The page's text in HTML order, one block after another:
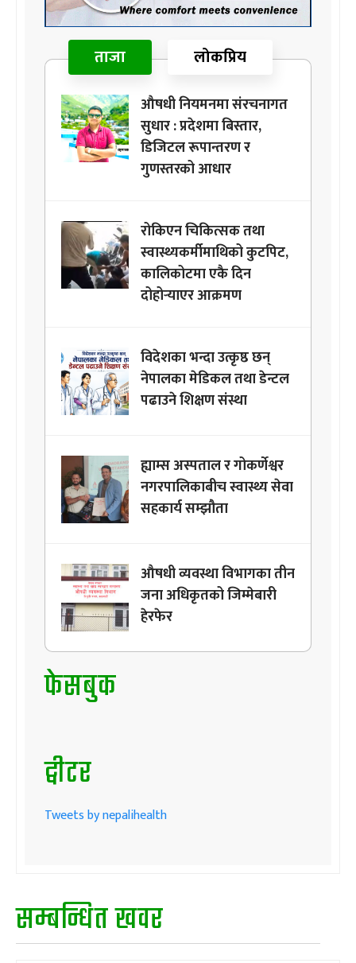
ताजा लोकप्रिय
औषधी नियमनमा संरचनागत
सुधार : प्रदेशमा बिस्तार,
डिजिटल रूपान्तरण र
गुणस्तरको आधार
रोकिएन चिकित्सक तथा
स्वास्थ्यकर्मीमाथिको कुटपिट,
कालिकोटमा एकै दिन
दोहोर्‍याएर आक्रमण
विदेशका भन्दा उत्कृष्ठ छन्
नेपालका मेडिकल तथा डेन्टल
पढाउने शिक्षण संस्था
ह्याम्स अस्पताल र गोकर्णेश्वर
नगरपालिकाबीच स्वास्थ्य सेवा
सहकार्य सम्झौता
औषधी व्यवस्था विभागका तीन
जना अधिकृतको जिम्मेबारी
हेरफेर
फेसबुक
ट्वीटर
Tweets by nepalihealth
सम्बन्धित खवर